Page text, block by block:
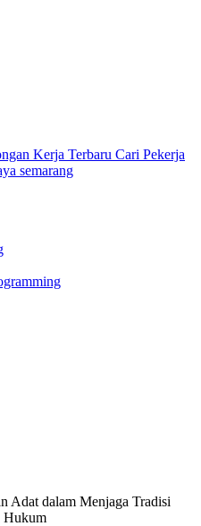
Adat dalam Menjaga Tradisi
Hukum